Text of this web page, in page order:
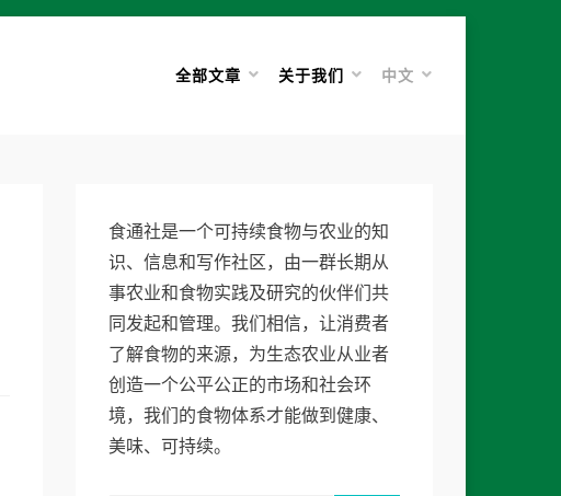
全部文章 关于我们 中文
食通社是一个可持续食物与农业的知
识、信息和写作社区，由一群长期从
事农业和食物实践及研究的伙伴们共
同发起和管理。我们相信，让消费者
了解食物的来源，为生态农业从业者
创造一个公平公正的市场和社会环
境，我们的食物体系才能做到健康、
美味、可持续。